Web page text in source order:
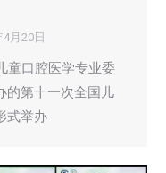
月20日
童口腔医学专业委
的第十一次全国儿
式举办